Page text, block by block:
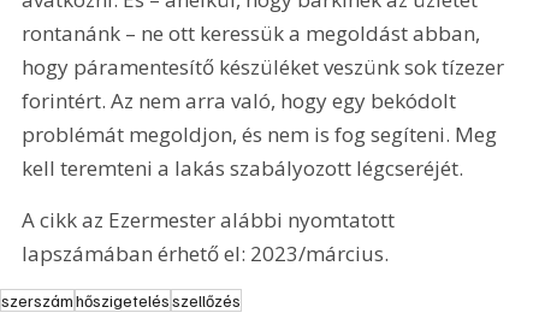
rontanánk – ne ott keressük a megoldást abban,
hogy páramentesítő készüléket veszünk sok tízezer
forintért. Az nem arra való, hogy egy bekódolt
problémát megoldjon, és nem is fog segíteni. Meg
kell teremteni a lakás szabályozott légcseréjét.
A cikk az Ezermester alábbi nyomtatott
lapszámában érhető el: 2023/március.
szerszámhőszigetelésszellőzés